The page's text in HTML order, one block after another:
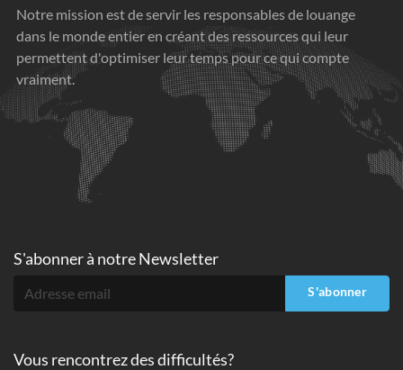
Notre mission est de servir les responsables de louange
dans le monde entier en créant des ressources qui leur
permettent d'optimiser leur temps pour ce qui compte
vraiment.
S'abonner à notre Newsletter
S'abonner
Vous rencontrez des difficultés?